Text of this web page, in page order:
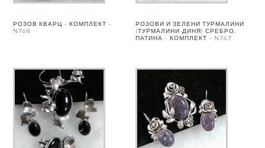
РОЗОВ КВАРЦ – КОМПЛЕКТ –
N768
РОЗОВИ И ЗЕЛЕНИ ТУРМАЛИНИ
(ТУРМАЛИНИ-ДИНЯ) СРЕБРО,
ПАТИНА – КОМПЛЕКТ – N767